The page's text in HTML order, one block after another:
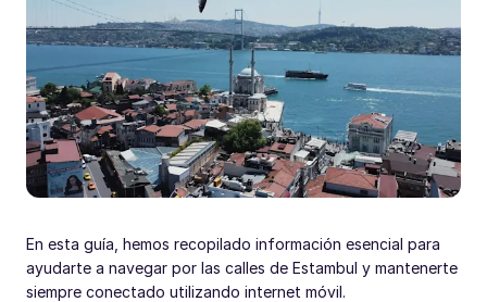
En esta guía, hemos recopilado información esencial para
ayudarte a navegar por las calles de Estambul y mantenerte
siempre conectado utilizando internet móvil.